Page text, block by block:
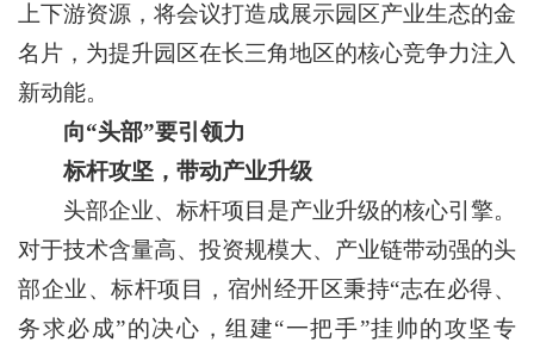
上下游资源，将会议打造成展示园区产业生态的金
名片，为提升园区在长三角地区的核心竞争力注入
新动能。
向“头部”要引领力
标杆攻坚，带动产业升级
头部企业、标杆项目是产业升级的核心引擎。
对于技术含量高、投资规模大、产业链带动强的头
部企业、标杆项目，宿州经开区秉持“志在必得、
务求必成”的决心，组建“一把手”挂帅的攻坚专